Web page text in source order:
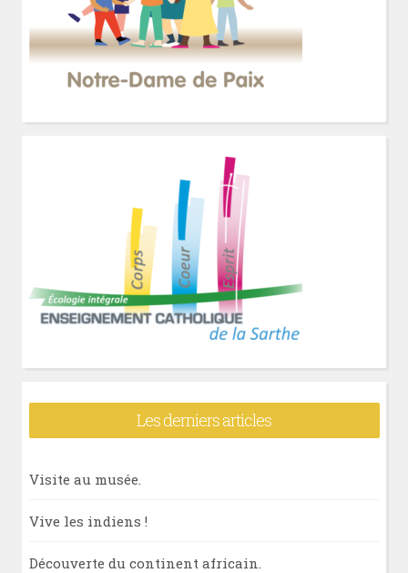
Les derniers articles
Visite au musée.
Vive les indiens !
Découverte du continent africain.